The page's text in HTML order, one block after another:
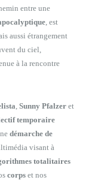
entre une
, est
aussi étrangement
du ciel,
à la rencontre
Sunny Pfalzer et
temporaire
démarche de
visant à
totalitaires
corps et nos